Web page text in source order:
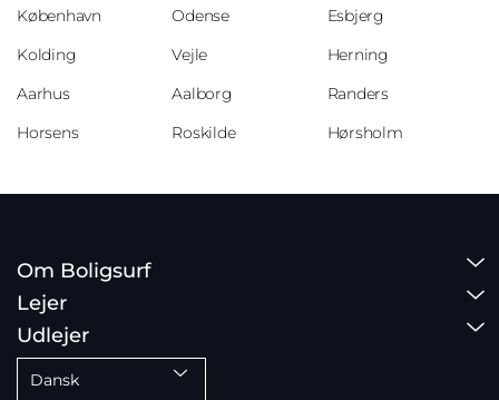
København Odense
Esbjerg
Kolding
Vejle
Herning
Aarhus
Aalborg
Randers
Horsens
Roskilde Hørsholm
Om Boligsurf
Lejer
Udlejer